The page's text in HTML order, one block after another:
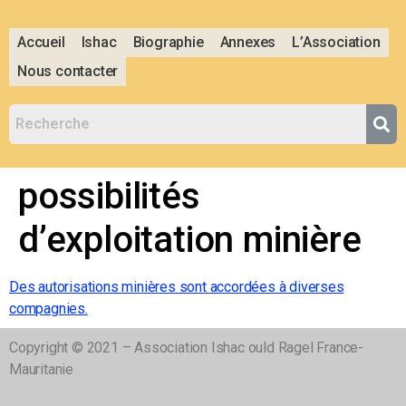
Accueil Ishac Biographie Annexes
L’Association
Nous contacter
possibilités
d’exploitation minière
Des autorisations minières sont accordées à diverses
compagnies.
Copyright © 2021 – Association Ishac ould Ragel France-
Mauritanie